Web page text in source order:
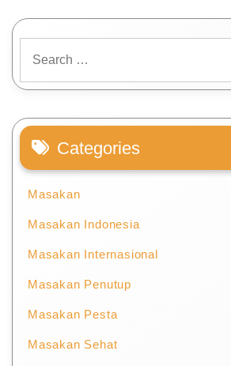
for:
Categories
Masakan
Masakan Indonesia
Masakan Internasional
Masakan Penutup
Masakan Pesta
Masakan Sehat